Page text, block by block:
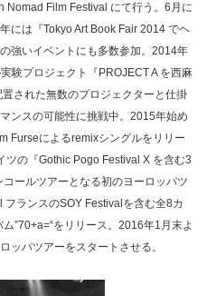
Nomad Film Festival にて行う。6月に
には『Tokyo Art Book Fair 2014 でヘ
強いイベントにも多数参加。2014年
験プロジェクト『PROJECT A を西麻
された無数のプロジェクターと仕掛
ンスの可能性に挑戦中。2015年始め
Furseによるremixシングルをリリー
ツの『Gothic Pogo Festival X を含む3
ールツアーとなる初のヨーロッパツ
ランスのSOY Festivalを含む全8カ
”70+a=“をリリース。2016年1月末よ
ッパツアーをスタートさせる。